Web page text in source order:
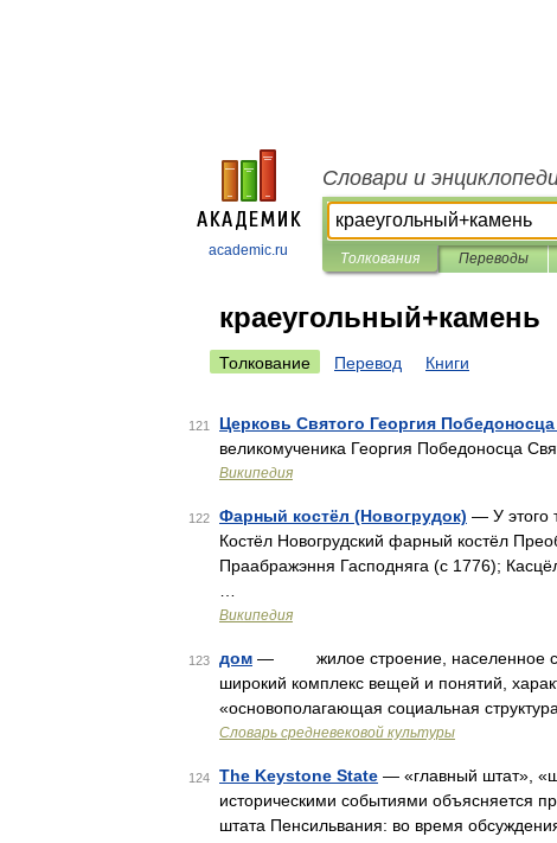
academic.ru
Словари и
Толкования Переводы
краеугольный+камень
Толкование Перевод Книги
121 Церковь Святого Георгия
великомученика Георгия Победоносца
Википедия
122 Фарный костёл (Новогрудок) — У этого
Костёл Новогрудский фарный костёл
Праабражэння Гасподняга (с 1776);
Википедия
123 дом — жилое строение, населенное
широкий комплекс вещей и понятий,
«основополагающая социальная
Словарь средневековой культуры
124 The Keystone State — «главный штат»,
историческими событиями объясняется
штата Пенсильвания: во время